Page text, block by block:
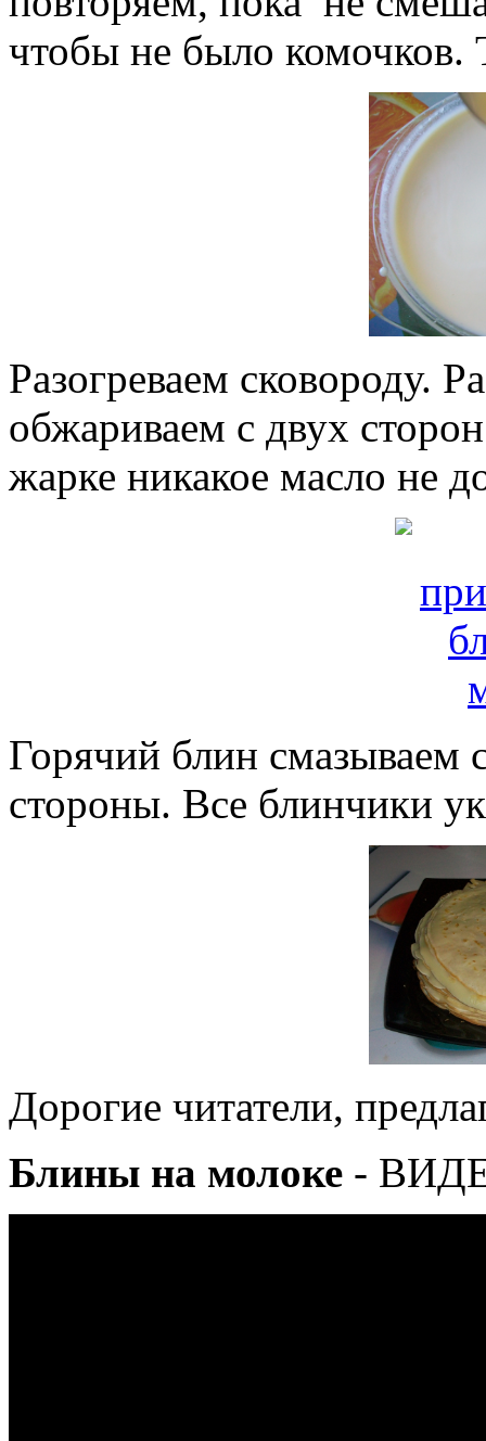
чтобы не было комочков.
Разогреваем сковороду.
обжариваем с двух
жарке никакое масло не
Горячий блин смазываем
стороны. Все блинчики
Дорогие читатели,
Блины на молоке -